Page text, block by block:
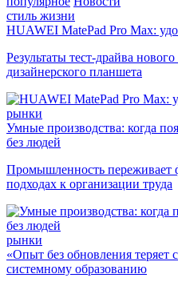
стиль жизни
HUAWEI MatePad Pro Max:
Результаты тест-драйва
дизайнерского планшета
рынки
Умные производства: когда
без людей
Промышленность переживает
подходах к организации труда
рынки
«Опыт без обновления теряет
системному образованию